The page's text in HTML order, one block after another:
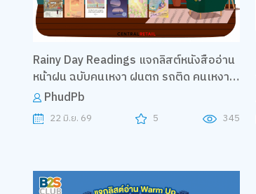
Rainy Day Readings แจกลิสต์หนังสืออ่าน
หน้าฝน ฉบับคนเหงา ฝนตก รถติด คนเหงา
เค้าอ่านอะไรกัน
PhudPb
22 มิ.ย. 69 5 345